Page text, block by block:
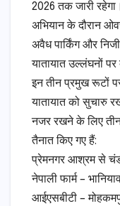
2026 तक जारी रहेगा।
​अभियान के दौरान
अवैध पार्किंग और
यातायात उल्लंघनों
​इन तीन प्रमुख रूटों
​यातायात को सुचारु
नजर रखने के लिए तीन
तैनात किए गए हैं:
​प्रेमनगर आश्रम से चंडी
​नेपाली फार्म –
​आईएसबीटी –